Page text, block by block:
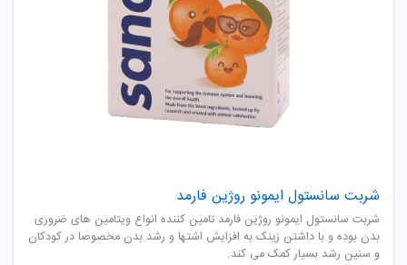
شربت سانستول ایمونو روژین فارمد
شربت سانستول ایمونو روژین فارمد تامین کننده انواع ویتامین های ضروری
بدن بوده و با داشتن زینک به افزایش اشتها و رشد بدن مخصوصا در کودکان
و سنین رشد بسیار کمک می کند.